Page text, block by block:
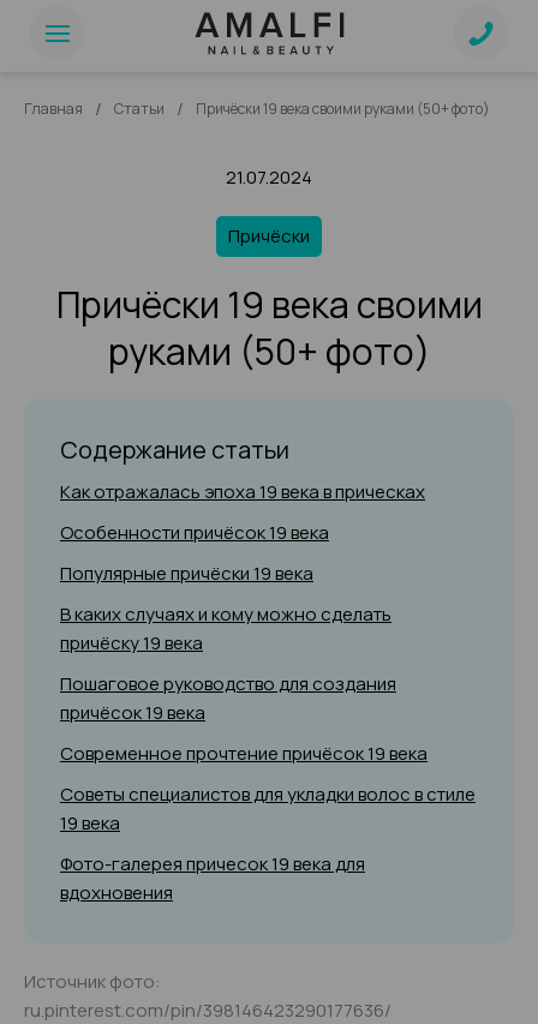
Главная / Статьи / Причёски 19 века своими руками (50+ фото)
21.07.2024
Причёски
Причёски 19 века своими
руками (50+ фото)
Содержание статьи
Как отражалась эпоха 19 века в прическах
Особенности причёсок 19 века
Популярные причёски 19 века
В каких случаях и кому можно сделать
причёску 19 века
Пошаговое руководство для создания
причёсок 19 века
Современное прочтение причёсок 19 века
Советы специалистов для укладки волос в стиле
19 века
Фото-галерея причесок 19 века для
вдохновения
Источник фото:
ru.pinterest.com/pin/398146423290177636/